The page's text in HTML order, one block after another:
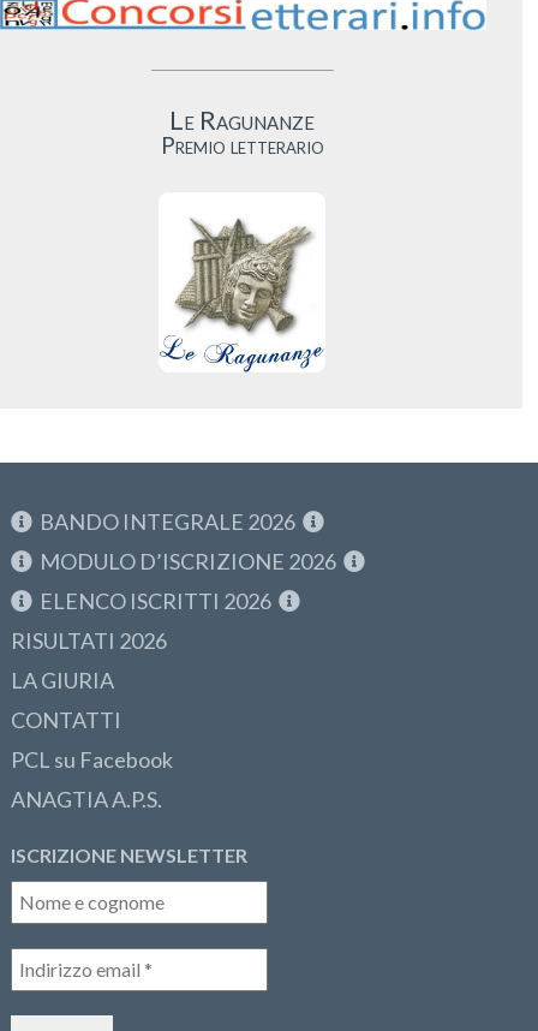
Le Ragunanze
Premio letterario
BANDO INTEGRALE 2026
MODULO D’ISCRIZIONE 2026
ELENCO ISCRITTI 2026
RISULTATI 2026
LA GIURIA
CONTATTI
PCL su Facebook
ANAGTIA A.P.S.
ISCRIZIONE NEWSLETTER